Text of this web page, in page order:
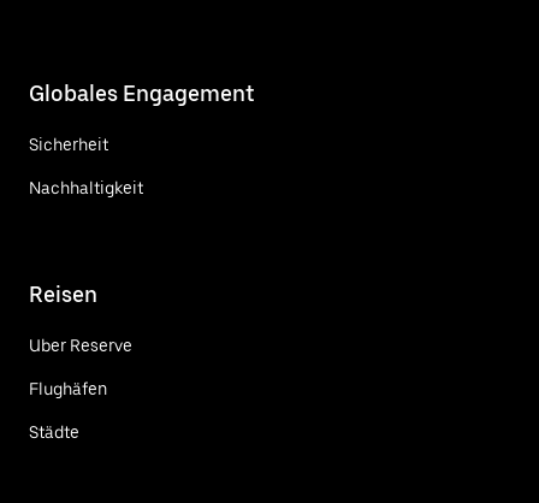
Globales Engagement
Sicherheit
Nachhaltigkeit
Reisen
Uber Reserve
Flughäfen
Städte